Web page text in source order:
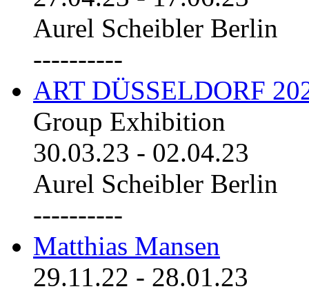
Aurel Scheibler Berlin
----------
ART DÜSSELDORF
Group Exhibition
30.03.23 - 02.04.23
Aurel Scheibler Berlin
----------
Matthias Mansen
29.11.22 - 28.01.23